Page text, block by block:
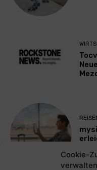
Cookie-
verwalten